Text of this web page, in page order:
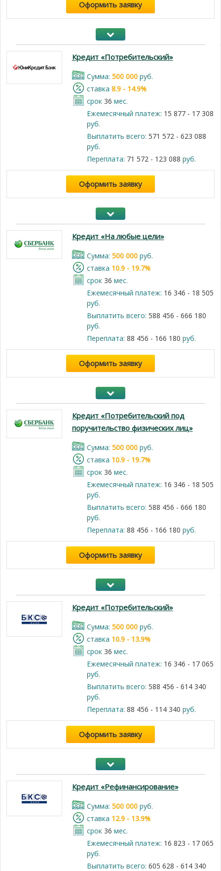
Оформить заявку
Кредит «Потребительский»
Cумма: 500 000руб.
cтавка 8.9 - 14.9%
срок 36 мес.
Ежемесячный платеж: 15 877 - 17 308
руб.
Выплатить всего: 571 572 - 623 088
руб.
Переплата: 71 572 - 123 088 руб.
Оформить заявку
Кредит «На любые цели»
Cумма: 500 000руб.
cтавка 10.9 - 19.7%
срок 36 мес.
Ежемесячный платеж: 16 346 - 18 505
руб.
Выплатить всего: 588 456 - 666 180
руб.
Переплата: 88 456 - 166 180 руб.
Оформить заявку
Кредит «Потребительский под
поручительство физических лиц»
Cумма: 500 000руб.
cтавка 10.9 - 19.7%
срок 36 мес.
Ежемесячный платеж: 16 346 - 18 505
руб.
Выплатить всего: 588 456 - 666 180
руб.
Переплата: 88 456 - 166 180 руб.
Оформить заявку
Кредит «Потребительский»
Cумма: 500 000руб.
cтавка 10.9 - 13.9%
срок 36 мес.
Ежемесячный платеж: 16 346 - 17 065
руб.
Выплатить всего: 588 456 - 614 340
руб.
Переплата: 88 456 - 114 340 руб.
Оформить заявку
Кредит «Рефинансирование»
Cумма: 500 000руб.
cтавка 12.9 - 13.9%
срок 36 мес.
Ежемесячный платеж: 16 823 - 17 065
руб.
Выплатить всего: 605 628 - 614 340